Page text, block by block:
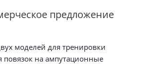
предложение
моделей для тренировки
повязок на ампутационные